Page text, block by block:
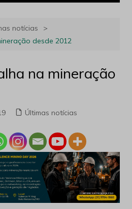
notícias
desde 2012
na mineração
Últimas notícias